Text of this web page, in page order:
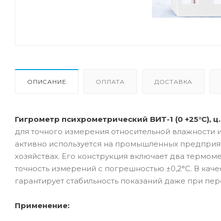
ОПИСАНИЕ ОПЛАТА ДОСТАВКА
Гигрометр психрометрический ВИТ-1 (0 +25°C),
для точного измерения относительной
активно используется на промышленных
хозяйствах. Его конструкция включает два
точность измерений с погрешностью ±0,2°C. В
гарантирует стабильность показаний даже при
Применение: